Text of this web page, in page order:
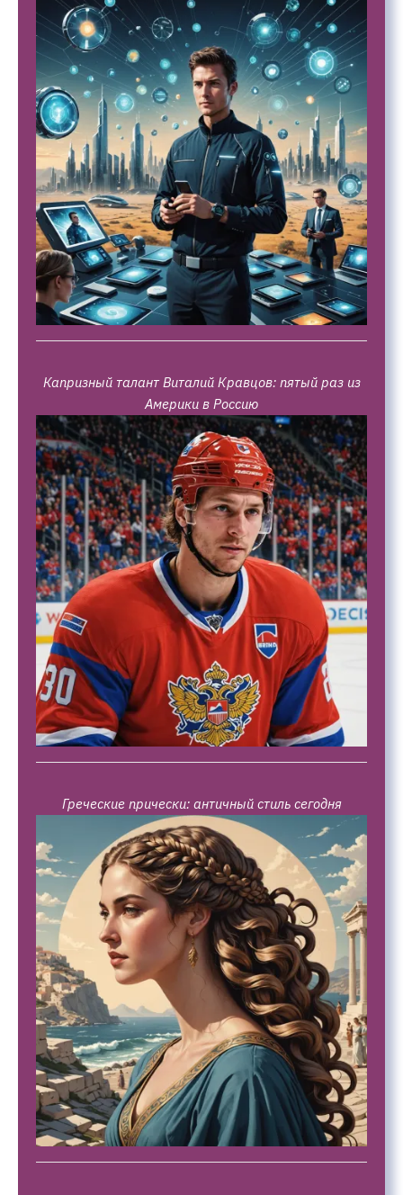
Капризный талант Виталий Кравцов: пятый раз из
Америки в Россию
Греческие прически: античный стиль сегодня